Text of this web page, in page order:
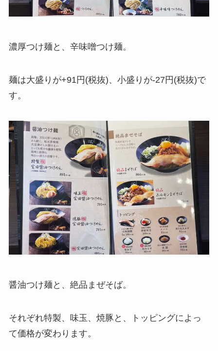
濃厚つけ麺と、辛味噌つけ麺。
麺は大盛りが+91円(税抜)、小盛りが-27円(税抜)で
す。
醤油つけ麺と、絶品まぜそば。
それぞれ特製、味玉、焼豚と、トッピングによっ
て価格が変わります。